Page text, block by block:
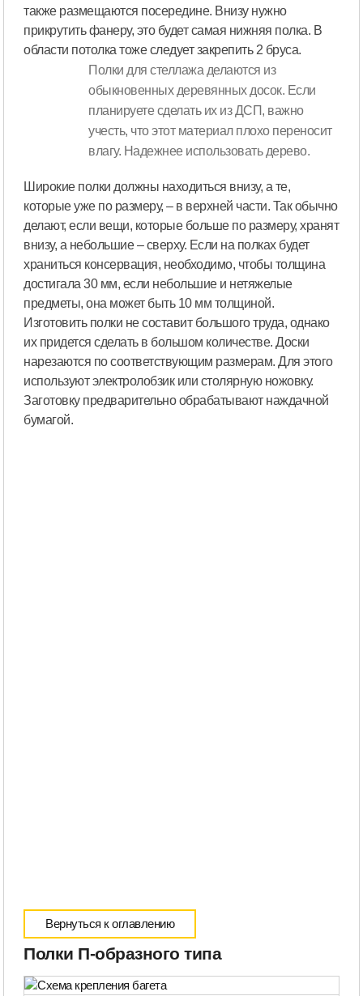
также размещаются посередине. Внизу нужно
прикрутить фанеру, это будет самая нижняя полка. В
области потолка тоже следует закрепить 2 бруса.
Полки для стеллажа делаются из
обыкновенных деревянных досок. Если
планируете сделать их из ДСП, важно
учесть, что этот материал плохо переносит
влагу. Надежнее использовать дерево.
Широкие полки должны находиться внизу, а те,
которые уже по размеру, – в верхней части. Так обычно
делают, если вещи, которые больше по размеру, хранят
внизу, а небольшие – сверху. Если на полках будет
храниться консервация, необходимо, чтобы толщина
достигала 30 мм, если небольшие и нетяжелые
предметы, она может быть 10 мм толщиной.
Изготовить полки не составит большого труда, однако
их придется сделать в большом количестве. Доски
нарезаются по соответствующим размерам. Для этого
используют электролобзик или столярную ножовку.
Заготовку предварительно обрабатывают наждачной
бумагой.
Вернуться к оглавлению
Полки П-образного типа